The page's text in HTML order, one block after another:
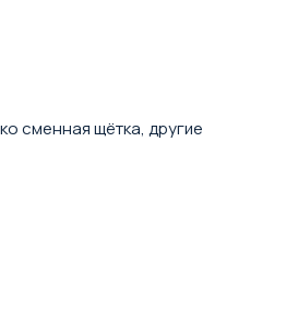
сменная щётка, другие